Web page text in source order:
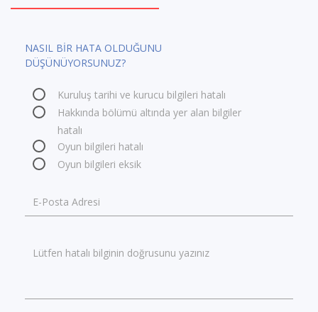
NASIL BİR HATA OLDUĞUNU
DÜŞÜNÜYORSUNUZ?
Kuruluş tarihi ve kurucu bilgileri hatalı
Hakkında bölümü altında yer alan bilgiler
hatalı
Oyun bilgileri hatalı
Oyun bilgileri eksik
E-Posta Adresi
Lütfen hatalı bilginin doğrusunu yazınız